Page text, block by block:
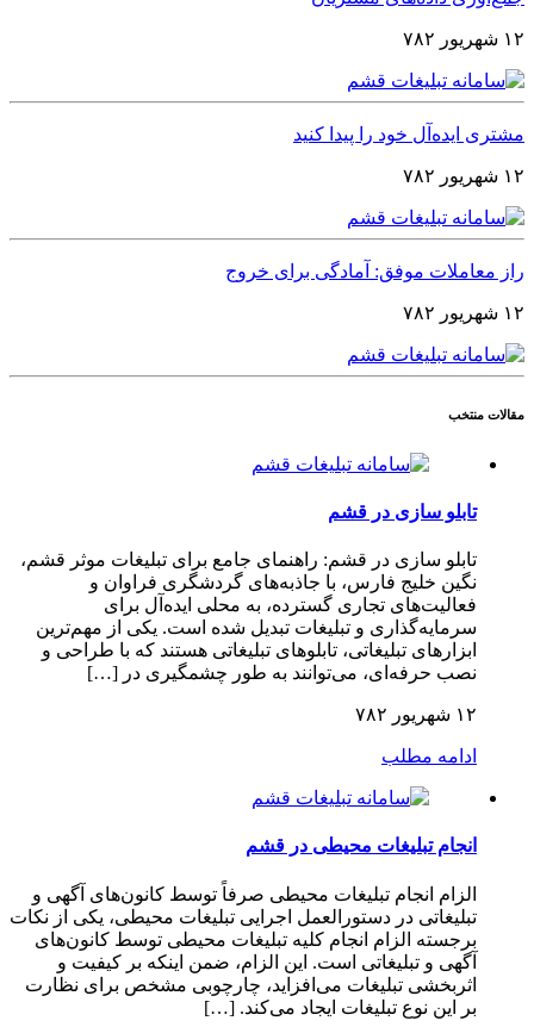
۱۲ شهریور ۷۸۲
مشتری ایده‌آل خود را پیدا کنید
۱۲ شهریور ۷۸۲
راز معاملات موفق: آمادگی برای خروج
۱۲ شهریور ۷۸۲
مقالات منتخب
تابلو سازی در قشم
تابلو سازی در قشم: راهنمای جامع برای تبلیغات موثر قشم،
نگین خلیج فارس، با جاذبه‌های گردشگری فراوان و
فعالیت‌های تجاری گسترده، به محلی ایده‌آل برای
سرمایه‌گذاری و تبلیغات تبدیل شده است. یکی از مهم‌ترین
ابزارهای تبلیغاتی، تابلوهای تبلیغاتی هستند که با طراحی و
نصب حرفه‌ای، می‌توانند به طور چشمگیری در […]
۱۲ شهریور ۷۸۲
ادامه مطلب
انجام تبلیغات محیطی در قشم
الزام انجام تبلیغات محیطی صرفاً توسط کانون‌های آگهی و
تبلیغاتی در دستورالعمل اجرایی تبلیغات محیطی، یکی از نکات
برجسته الزام انجام کلیه تبلیغات محیطی توسط کانون‌های
آگهی و تبلیغاتی است. این الزام، ضمن اینکه بر کیفیت و
اثربخشی تبلیغات می‌افزاید، چارچوبی مشخص برای نظارت
بر این نوع تبلیغات ایجاد می‌کند. […]